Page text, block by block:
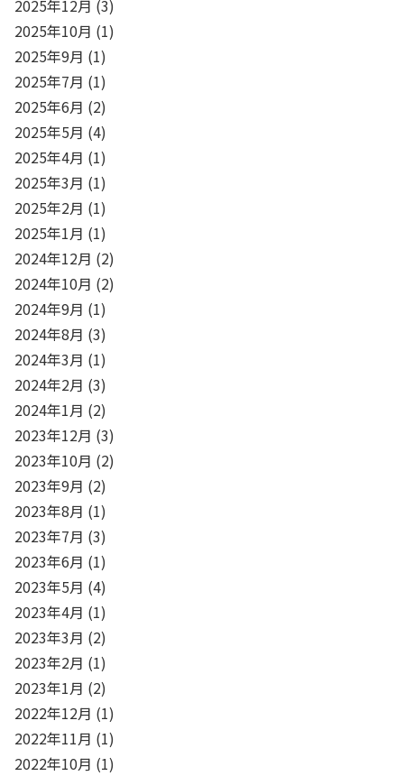
2025年12月 (3)
2025年10月 (1)
2025年9月 (1)
2025年7月 (1)
2025年6月 (2)
2025年5月 (4)
2025年4月 (1)
2025年3月 (1)
2025年2月 (1)
2025年1月 (1)
2024年12月 (2)
2024年10月 (2)
2024年9月 (1)
2024年8月 (3)
2024年3月 (1)
2024年2月 (3)
2024年1月 (2)
2023年12月 (3)
2023年10月 (2)
2023年9月 (2)
2023年8月 (1)
2023年7月 (3)
2023年6月 (1)
2023年5月 (4)
2023年4月 (1)
2023年3月 (2)
2023年2月 (1)
2023年1月 (2)
2022年12月 (1)
2022年11月 (1)
2022年10月 (1)